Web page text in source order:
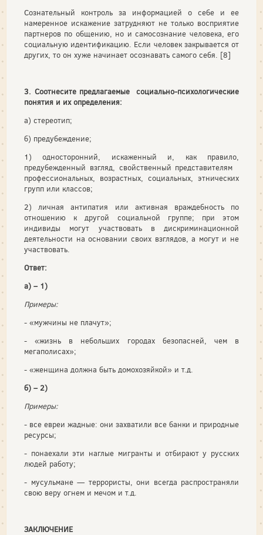
Сознательный контроль за информацией о себе и ее
намеренное искажение затрудняют не только восприятие
партнеров по общению, но и самосознание человека, его
социальную идентификацию. Если человек закрывается от
других, то он хуже начинает осознавать самого себя. [8]
3. Соотнесите предлагаемые социально-психологические
понятия и их определения:
а) стереотип;
б) предубеждение;
1) односторонний, искаженный и, как правило,
предубежденный взгляд, свойственный представителям
профессиональных, возрастных, социальных, этнических
групп или классов;
2) личная антипатия или активная враждебность по
отношению к другой социальной группе; при этом
индивиды могут участвовать в дискриминационной
деятельности на основании своих взглядов, а могут и не
участвовать.
Ответ:
а) – 1)
Примеры:
- «мужчины не плачут»;
- «жизнь в небольших городах безопасней, чем в
мегаполисах»;
- «женщина должна быть домохозяйкой» и т.д.
б) – 2)
Примеры:
- все евреи жадные: они захватили все банки и природные
ресурсы;
- понаехали эти наглые мигранты и отбирают у русских
людей работу;
- мусульмане — террористы, они всегда распространяли
свою веру огнем и мечом и т.д.
ЗАКЛЮЧЕНИЕ